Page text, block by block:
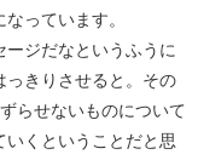
っています。
ジだなというふうに
っきりさせると。その
らせないものについて
くということだと思